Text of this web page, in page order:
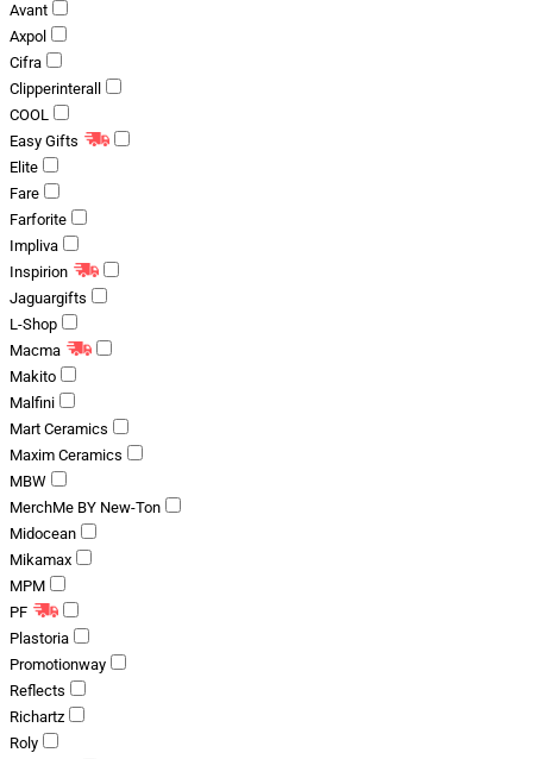
Avant
Axpol
Cifra
Clipperinterall
COOL
Easy Gifts
Elite
Fare
Farforite
Impliva
Inspirion
Jaguargifts
L-Shop
Macma
Makito
Malfini
Mart Ceramics
Maxim Ceramics
MBW
MerchMe BY New-Ton
Midocean
Mikamax
MPM
PF
Plastoria
Promotionway
Reflects
Richartz
Roly